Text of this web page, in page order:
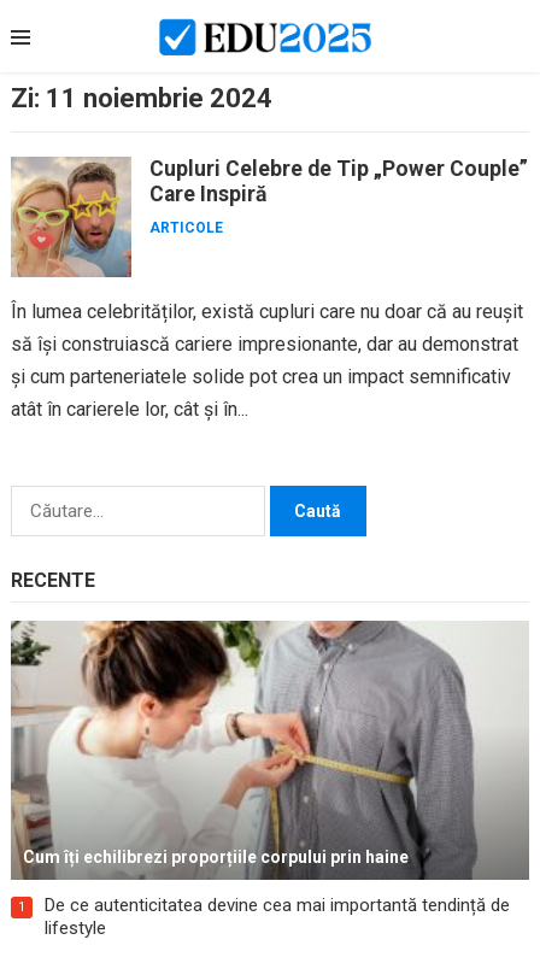
to
Zi: 11 noiembrie 2024
Cupluri Celebre de Tip „Power Couple”
Care Inspiră
ARTICOLE
În lumea celebrităților, există cupluri care nu doar că au reușit
să își construiască cariere impresionante, dar au demonstrat
și cum parteneriatele solide pot crea un impact semnificativ
atât în carierele lor, cât și în...
Caută
RECENTE
Cum îți echilibrezi proporțiile corpului prin haine
1
De ce autenticitatea devine cea mai importantă tendință de
lifestyle